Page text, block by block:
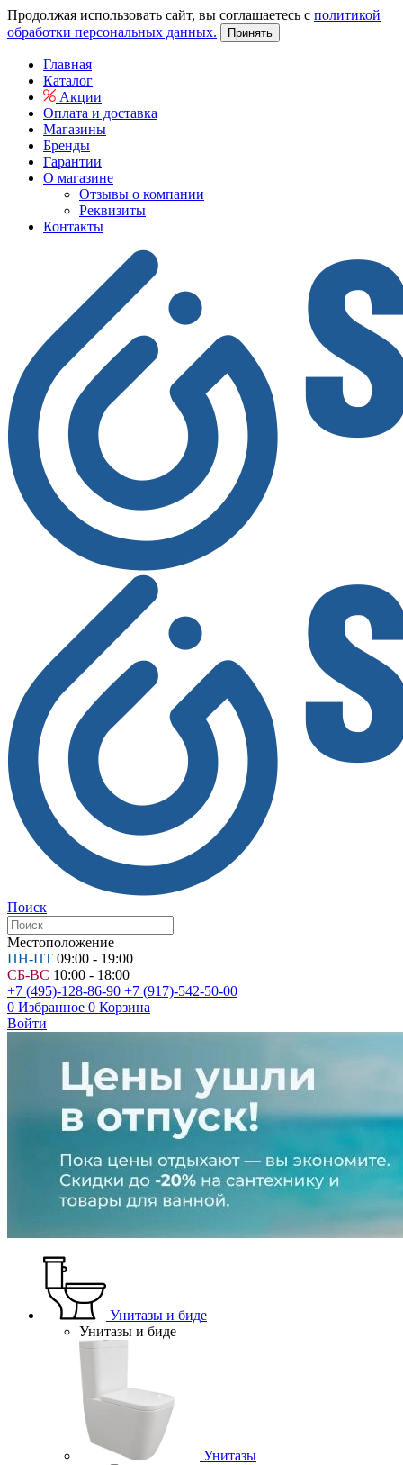
Продолжая использовать сайт, вы соглашаетесь с политикой
обработки персональных данных.
Принять
Главная
Каталог
Акции
Оплата и доставка
Магазины
Бренды
Гарантии
О магазине
Отзывы о компании
Реквизиты
Контакты
Поиск
Местоположение
ПН-ПТ 09:00 - 19:00
СБ-ВС 10:00 - 18:00
+7 (495)-128-86-90 +7 (917)-542-50-00
0 Избранное 0 Корзина
Войти
Унитазы и биде
Унитазы и биде
Унитазы